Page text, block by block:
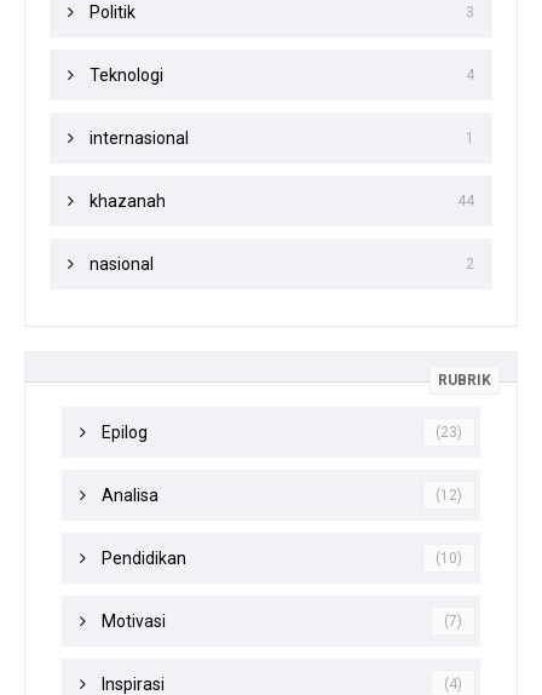
Politik 3
Teknologi 4
internasional 1
khazanah 44
nasional 2
RUBRIK
Epilog (23)
Analisa (12)
Pendidikan (10)
Motivasi (7)
Inspirasi (4)